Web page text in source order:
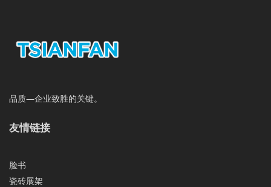
品质—企业致胜的关键。
友情链接
脸书
瓷砖展架